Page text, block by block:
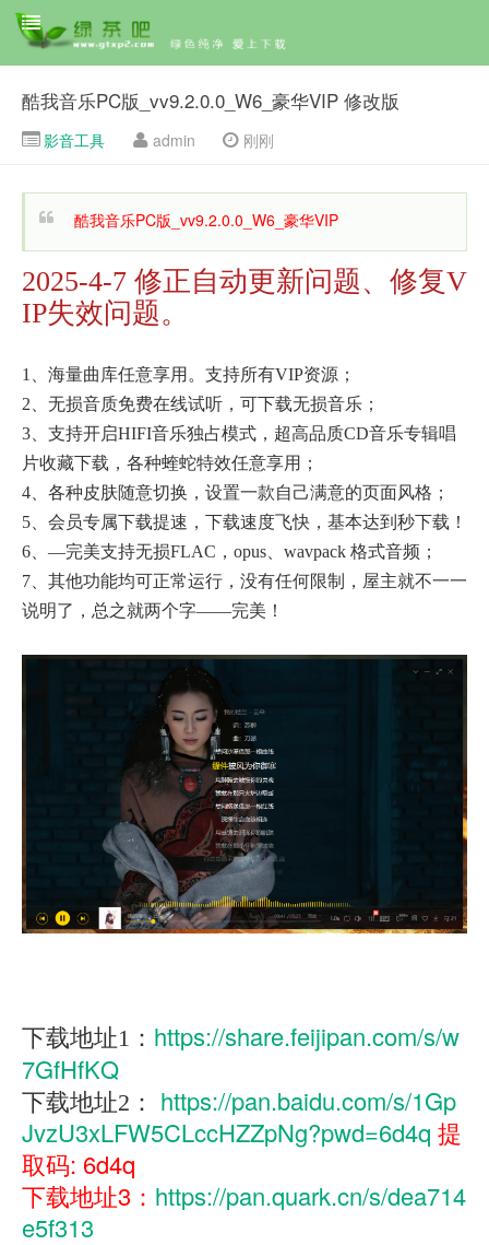
酷我音乐PC版_vv9.2.0.0_W6_豪华VIP 修改版
影音工具 admin 刚刚
酷我音乐PC版_vv9.2.0.0_W6_豪华VIP
2025-4-7 修正自动更新问题、修复V
IP失效问题。
1、海量曲库任意享用。支持所有VIP资源；
2、无损音质免费在线试听，可下载无损音乐；
3、支持开启HIFI音乐独占模式，超高品质CD音乐专辑唱
片收藏下载，各种蝰蛇特效任意享用；
4、各种皮肤随意切换，设置一款自己满意的页面风格；
5、会员专属下载提速，下载速度飞快，基本达到秒下载！
6、—完美支持无损FLAC，opus、wavpack 格式音频；
7、其他功能均可正常运行，没有任何限制，屋主就不一一
说明了，总之就两个字——完美！
下载地址1： https://share.feijipan.com/s/w
7GfHfKQ
下载地址2：
https://pan.baidu.com/s/1Gp
JvzU3xLFW5CLccHZZpNg?pwd=6d4q 提
取码: 6d4q
下载地址3： https://pan.quark.cn/s/dea714
e5f313